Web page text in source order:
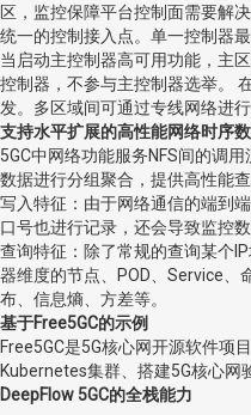
区，监控保障平台控制面需要解
统一的控制接入点。单一控制器
当启动主控制器高可用功能，主
控制器，不参与主控制器选举。
发。多区域间可通过专线网络进
支持水平扩展的高性能网络时序
5GC中网络功能服务NFS间的调
数据进行分组聚合，提供高性能
写入特征：由于网络通信的端到
口号也进行记录，还会导致监控
查询特征：除了常规的查询某个
器维度的节点、POD、Service、
布、信息熵、方差等。
基于Free5GC的示例
Free5GC是5G核心网开源软件项
Kubernetes集群、搭建5G核心网
DeepFlow 5GC的全栈能力